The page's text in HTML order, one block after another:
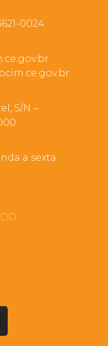
0024
S/N –
a sexta.